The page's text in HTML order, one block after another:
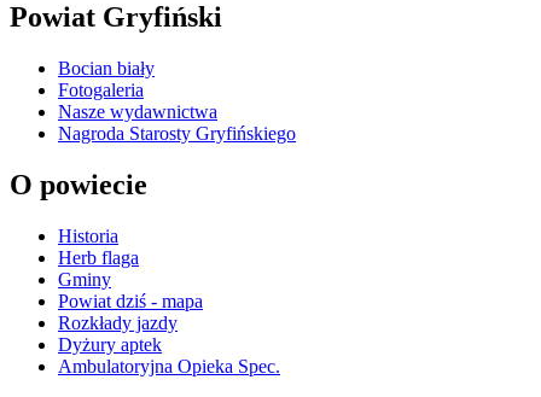
Powiat Gryfiński
Bocian biały
Fotogaleria
Nasze wydawnictwa
Nagroda Starosty Gryfińskiego
O powiecie
Historia
Herb flaga
Gminy
Powiat dziś - mapa
Rozkłady jazdy
Dyżury aptek
Ambulatoryjna Opieka Spec.